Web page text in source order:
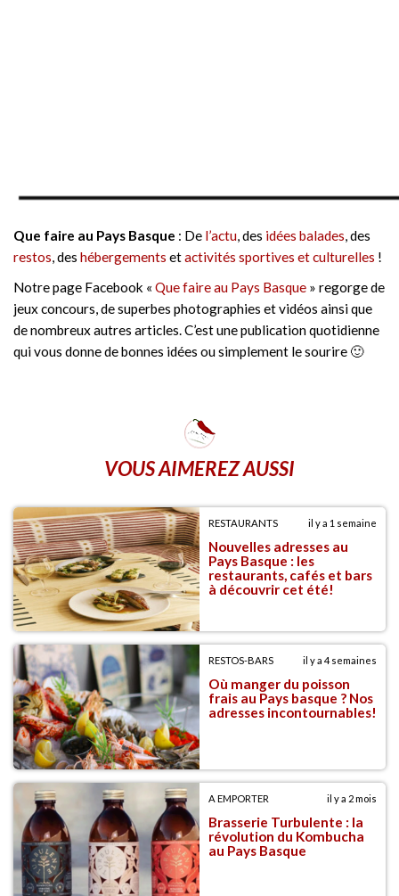
Que faire au Pays Basque : De l’actu, des idées balades, des
restos, des hébergements etactivités sportives et culturelles !
Notre page Facebook « Que faire au Pays Basque » regorge de
jeux concours, de superbes photographies et vidéos ainsi que
de nombreux autres articles. C’est une publication quotidienne
qui vous donne de bonnes idées ou simplement le sourire 🙂
VOUS AIMEREZ AUSSI
RESTAURANTS il y a 1 semaine
Nouvelles adresses au
Pays Basque : les
restaurants, cafés et bars
à découvrir cet été!
RESTOS-BARS il y a 4 semaines
Où manger du poisson
frais au Pays basque ? Nos
adresses incontournables!
A EMPORTER il y a 2 mois
Brasserie Turbulente : la
révolution du Kombucha
au Pays Basque